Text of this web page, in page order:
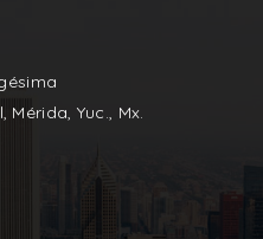
Yuc., Mx.